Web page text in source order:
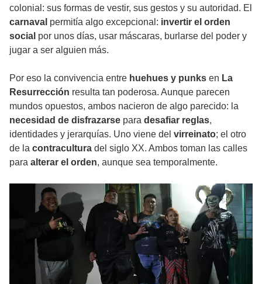
colonial: sus formas de vestir, sus gestos y su autoridad. El
carnaval permitía algo excepcional: invertir el orden
social por unos días, usar máscaras, burlarse del poder y
jugar a ser alguien más.
Por eso la convivencia entre huehues y punks en La
Resurrección resulta tan poderosa. Aunque parecen
mundos opuestos, ambos nacieron de algo parecido: la
necesidad de disfrazarse para desafiar reglas,
identidades y jerarquías. Uno viene del virreinato; el otro
de la contracultura del siglo XX. Ambos toman las calles
para alterar el orden, aunque sea temporalmente.